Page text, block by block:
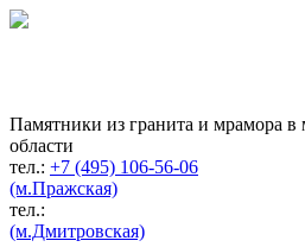
Памятники из гранита и мрамора в
области
тел.: +7 (495) 106-56-06
(м.Пражская)
тел.:
(м.Дмитровская)